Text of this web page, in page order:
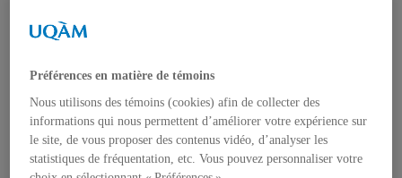
Publications
Toutes les publications
Ukraine
Dans les médias
Coup de fil diplomatique
Haïti
Balados – Les conférences de l’IEIM
Étudiant-e-s
Préférences en matière de témoins
Nous utilisons des témoins (cookies) afin de collecter des
informations qui nous permettent d’améliorer votre expérience sur
le site, de vous proposer des contenus vidéo, d’analyser les
statistiques de fréquentation, etc. Vous pouvez personnaliser votre